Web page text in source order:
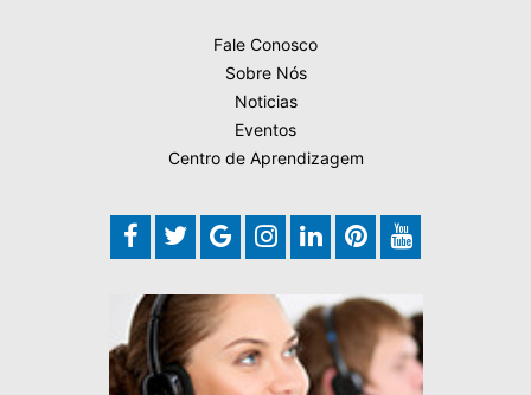
Fale Conosco
Sobre Nós
Noticias
Eventos
Centro de Aprendizagem